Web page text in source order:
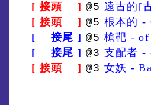
[ 接頭 ] @5 遠古的[
[ 接頭 ] @5 根本的 -
[ 接尾 ] @5 槍靶 - of
[ 接尾 ] @3 支配者 -
[ 接頭 ] @3 女妖 -